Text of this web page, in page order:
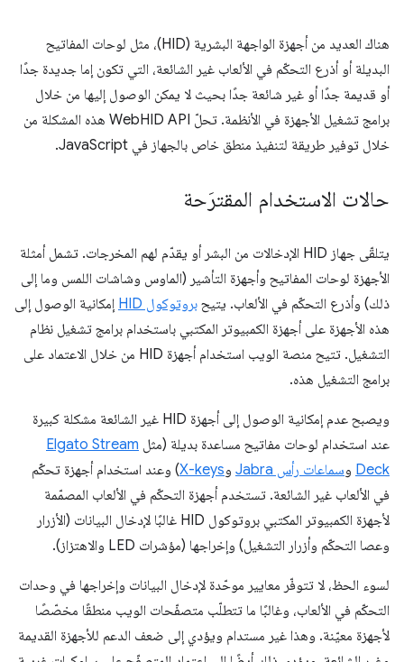
هناك العديد من أجهزة الواجهة البشرية (HID)، مثل لوحات المفاتيح
البديلة أو أذرع التحكّم في الألعاب غير الشائعة، التي تكون إما جديدة جدًا
أو قديمة جدًا أو غير شائعة جدًا بحيث لا يمكن الوصول إليها من خلال
برامج تشغيل الأجهزة في الأنظمة. تحلّ WebHID API هذه المشكلة من
خلال توفير طريقة لتنفيذ منطق خاص بالجهاز في JavaScript.
حالات الاستخدام المقترَحة
يتلقّى جهاز HID الإدخالات من البشر أو يقدّم لهم المخرجات. تشمل أمثلة
الأجهزة لوحات المفاتيح وأجهزة التأشير (الماوس وشاشات اللمس وما إلى
ذلك) وأذرع التحكّم في الألعاب. يتيح بروتوكول HID
إمكانية الوصول إلى
هذه الأجهزة على أجهزة الكمبيوتر المكتبي باستخدام برامج تشغيل نظام
التشغيل. تتيح منصة الويب استخدام أجهزة HID من خلال الاعتماد على
برامج التشغيل هذه.
ويصبح عدم إمكانية الوصول إلى أجهزة HID غير الشائعة مشكلة كبيرة
عند استخدام لوحات مفاتيح مساعدة بديلة (مثل Elgato Stream
Deck وسماعات رأس Jabra وX-keys) وعند استخدام أجهزة تحكّم
في الألعاب غير الشائعة. تستخدم أجهزة التحكّم في الألعاب المصمّمة
لأجهزة الكمبيوتر المكتبي بروتوكول HID غالبًا لإدخال البيانات (الأزرار
وعصا التحكّم وأزرار التشغيل) وإخراجها (مؤشرات LED والاهتزاز).
لسوء الحظ، لا تتوفّر معايير موحّدة لإدخال البيانات وإخراجها في وحدات
التحكّم في الألعاب، وغالبًا ما تتطلّب متصفّحات الويب منطقًا مخصّصًا
لأجهزة معيّنة. وهذا غير مستدام ويؤدي إلى ضعف الدعم للأجهزة القديمة